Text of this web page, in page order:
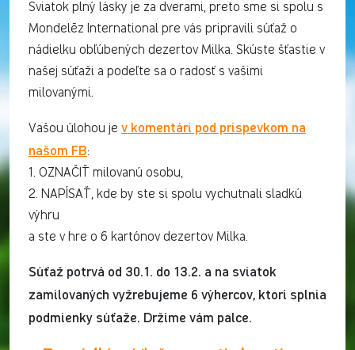
Sviatok plný lásky je za dverami, preto sme si spolu s
Mondelēz International pre vás pripravili súťaž o
nádielku obľúbených dezertov Milka. Skúste šťastie v
našej súťaži a podeľte sa o radosť s vašimi
milovanými.
Vašou úlohou je v komentári pod príspevkom na
našom FB:
1. OZNAČIŤ milovanú osobu,
2. NAPÍSAŤ, kde by ste si spolu vychutnali sladkú
výhru
a ste v hre o 6 kartónov dezertov Milka.
Súťaž potrvá od 30.1. do 13.2. a na sviatok
zamilovaných vyžrebujeme 6 výhercov, ktorí splnia
podmienky súťaže. Držíme vám palce.